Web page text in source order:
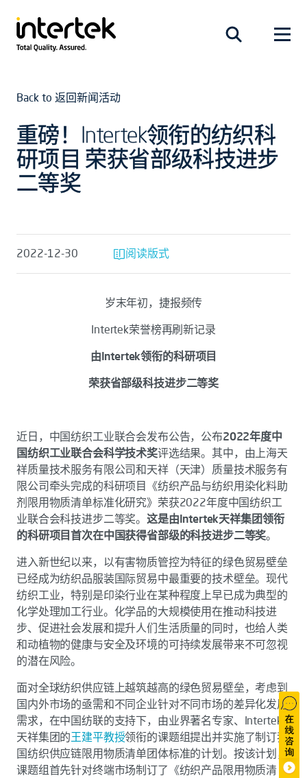
Back to 返回新闻活动
重磅！Intertek领衔的纺织科
研项目 荣获省部级科技进步
二等奖
2022-12-30 阅读版式
岁末年初，捷报频传
Intertek荣誉榜再刷新记录
由Intertek领衔的科研项目
荣获省部级科技进步二等奖
近日，中国纺织工业联合会发布公告，公布2022年度中
国纺织工业联合会科学技术奖评选结果。其中，由上海天
祥质量技术服务有限公司和天祥（天津）质量技术服务有
限公司牵头完成的科研项目《纺织产品与纺织用染化料助
剂限用物质清单标准化研究》荣获2022年度中国纺织工
业联合会科技进步二等奖。这是由Intertek天祥集团领衔
的科研项目首次在中国获得省部级的科技进步二等奖。
进入新世纪以来，以有害物质管控为特征的绿色贸易壁垒
已经成为纺织品服装国际贸易中最重要的技术壁垒。现代
纺织工业，特别是印染行业在某种程度上早已成为典型的
化学处理加工行业。化学品的大规模使用在推动科技进
步、促进社会发展和提升人们生活质量的同时，也给人类
和动植物的健康与安全及环境的可持续发展带来不可忽视
的潜在风险。
面对全球纺织供应链上越筑越高的绿色贸易壁垒，考虑到
国内外市场的亟需和不同企业针对不同市场的差异化发展
需求，在中国纺联的支持下，由业界著名专家、Intertek
天祥集团的王建平教授领衔的课题组提出并实施了制订我
国纺织供应链限用物质清单团体标准的计划。按该计划，
课题组首先针对终端市场制订了《纺织产品限用物质清